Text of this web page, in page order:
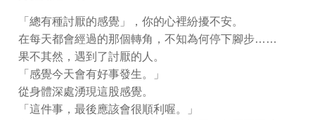
「總有種討厭的感覺」，你的心裡紛擾不安。
在每天都會經過的那個轉角，不知為何停下腳步……
果不其然，遇到了討厭的人。
「感覺今天會有好事發生。」
從身體深處湧現這股感覺。
「這件事，最後應該會很順利喔。」